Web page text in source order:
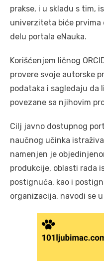
prakse, i u skladu s tim,
univerziteta biće prvima
delu portala eNauka.
Korišćenjem ličnog
provere svoje autorske
podataka i sagledaju da
povezane sa njihovim
Cilj javno dostupnog
naučnog učinka
namenjen je
produkcije, oblasti rada
postignuća, kao i
organizacija, navodi se